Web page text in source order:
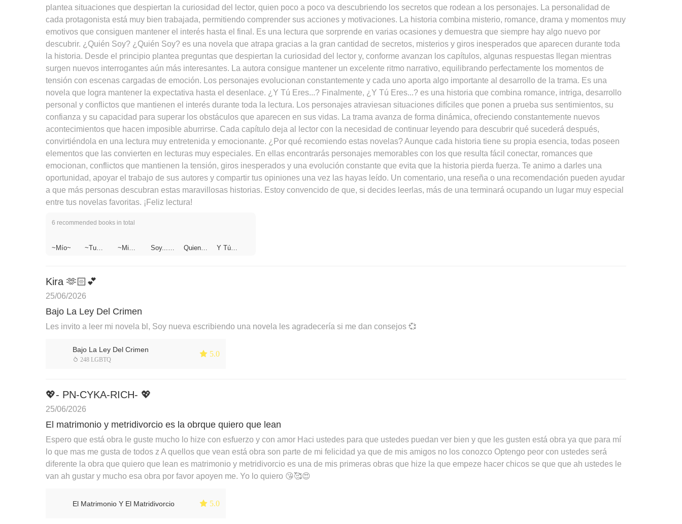
plantea situaciones que despiertan la curiosidad del lector, quien poco a poco va descubriendo los secretos que rodean a los personajes. La personalidad de
cada protagonista está muy bien trabajada, permitiendo comprender sus acciones y motivaciones. La historia combina misterio, romance, drama y momentos muy
emotivos que consiguen mantener el interés hasta el final. Es una lectura que sorprende en varias ocasiones y demuestra que siempre hay algo nuevo por
descubrir. ¿Quién Soy? ¿Quién Soy? es una novela que atrapa gracias a la gran cantidad de secretos, misterios y giros inesperados que aparecen durante toda
la historia. Desde el principio plantea preguntas que despiertan la curiosidad del lector y, conforme avanzan los capítulos, algunas respuestas llegan mientras
surgen nuevos interrogantes aún más interesantes. La autora consigue mantener un excelente ritmo narrativo, equilibrando perfectamente los momentos de
tensión con escenas cargadas de emoción. Los personajes evolucionan constantemente y cada uno aporta algo importante al desarrollo de la trama. Es una
novela que logra mantener la expectativa hasta el desenlace. ¿Y Tú Eres...? Finalmente, ¿Y Tú Eres...? es una historia que combina romance, intriga, desarrollo
personal y conflictos que mantienen el interés durante toda la lectura. Los personajes atraviesan situaciones difíciles que ponen a prueba sus sentimientos, su
confianza y su capacidad para superar los obstáculos que aparecen en sus vidas. La trama avanza de forma dinámica, ofreciendo constantemente nuevos
acontecimientos que hacen imposible aburrirse. Cada capítulo deja al lector con la necesidad de continuar leyendo para descubrir qué sucederá después,
convirtiéndola en una lectura muy entretenida y emocionante. ¿Por qué recomiendo estas novelas? Aunque cada historia tiene su propia esencia, todas poseen
elementos que las convierten en lecturas muy especiales. En ellas encontrarás personajes memorables con los que resulta fácil conectar, romances que
emocionan, conflictos que mantienen la tensión, giros inesperados y una evolución constante que evita que la historia pierda fuerza. Te animo a darles una
oportunidad, apoyar el trabajo de sus autores y compartir tus opiniones una vez las hayas leído. Un comentario, una reseña o una recomendación pueden ayudar
a que más personas descubran estas maravillosas historias. Estoy convencido de que, si decides leerlas, más de una terminará ocupando un lugar muy especial
entre tus novelas favoritas. ¡Feliz lectura!
6 recommended books in total
~Mío~
~Tu
~Mi
Soy...Tú.
Quien
Y Tú
Kira 🫶🏻💕
25/06/2026
Bajo La Ley Del Crimen
Les invito a leer mi novela bl, Soy nueva escribiendo una novela les agradecería si me dan consejos 💞
Bajo La Ley Del Crimen
 248 LGBTQ
 5.0
💖- PN-CYKA-RICH- 💖
25/06/2026
El matrimonio y metridivorcio es la obrque quiero que lean
Espero que está obra le guste mucho lo hize con esfuerzo y con amor Haci ustedes para que ustedes puedan ver bien y que les gusten está obra ya que para mí
lo que mas me gusta de todos z A quellos que vean está obra son parte de mi felicidad ya que de mis amigos no los conozco Optengo peor con ustedes será
diferente la obra que quiero que lean es matrimonio y metridivorcio es una de mis primeras obras que hize la que empeze hacer chicos se que que ah ustedes le
van ah gustar y mucho esa obra por favor apoyen me. Yo lo quiero 😘🥰😍
El Matrimonio Y El Matridivorcio  5.0